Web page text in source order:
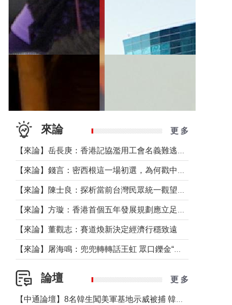
來論 更 多
【來論】董觀志：賽道煥新決定經濟行穩致遠
論壇 更 多